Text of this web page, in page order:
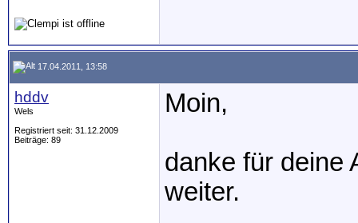
17.04.2011, 13:58
hddv
Wels
Registriert seit: 31.12.2009
Beiträge: 89
Moin,
danke für deine
weiter.